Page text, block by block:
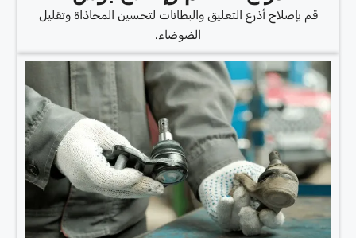
قم بإصلاح أذرع التعليق والبطانات لتحسين المحاذاة وتقليل
الضوضاء.